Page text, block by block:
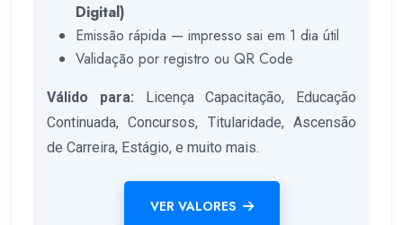
Digital)
Emissão rápida — impresso sai em 1 dia útil
Validação por registro ou QR Code
Válido para: Licença Capacitação, Educação
Continuada, Concursos, Titularidade, Ascensão
de Carreira, Estágio, e muito mais.
VER VALORES